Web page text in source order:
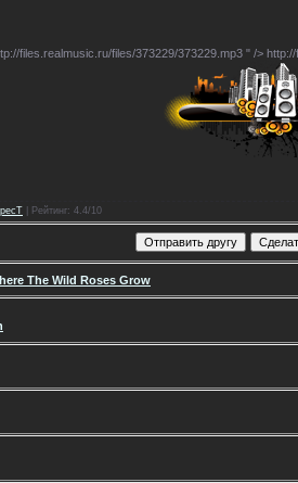
files.realmusic.ru/files/373229/373229.mp3 " />
Рейтинг: 4.4/10
The Wild Roses Grow